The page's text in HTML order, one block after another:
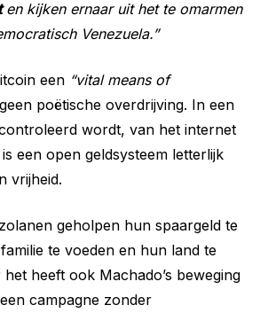
en kijken ernaar uit het te omarmen
Venezuela.”
een “vital means of
poëtische overdrijving. In een
wordt, van het internet
een open geldsysteem letterlijk
vrijheid.
geholpen hun spaargeld te
te voeden en hun land te
heeft ook Machado’s beweging
campagne zonder